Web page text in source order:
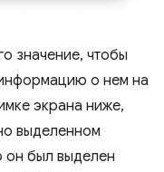
значение, чтобы
о нем на
экрана ниже,
выделенном
он был выделен